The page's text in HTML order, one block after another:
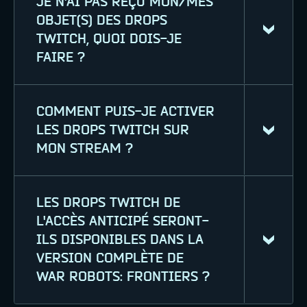
Vous pouvez gérer n'importe quel
compte connecté sur la page des
Connexionsde Twitch.
OBJET(S) DES DROPS
TWITCH, QUOI DOIS-JE
FAIRE ?
Si vous avez lié vos comptes, réclamé
votre/vos objet(s) dans l'inventaire
des drops, et que vous n'avez pas
reçu votre contenu en jeu dans les
l'assistance
COMMENT PUIS-JE ACTIVER
LES DROPS TWITCH SUR
MON STREAM ?
N'importe quel streameur jouant à
War Robots: Frontiers peut participer
aux campagnes de drops Twitch !
Pour activer les drops Twitch sur
votre chaîne, rien de plus simple :
LES DROPS TWITCH DE
L'ACCÈS ANTICIPÉ SERONT-
ILS DISPONIBLES DANS LA
VERSION COMPLÈTE DE
WAR ROBOTS: FRONTIERS ?